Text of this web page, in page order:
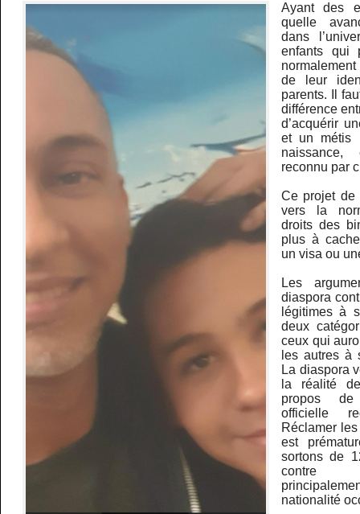
Ayant des
quelle
dans
enfants qui
de leur
parents. Il
différence
d’acquérir
et un métis
naissance,
reconnu par
Ce projet
vers la
droits des
plus à
un visa ou
Les
diaspora
légitimes à
deux
ceux qui
les autres à
La diaspora
la réalité
propos de
officielle
Réclamer
est
sortons de
contre
nationalité